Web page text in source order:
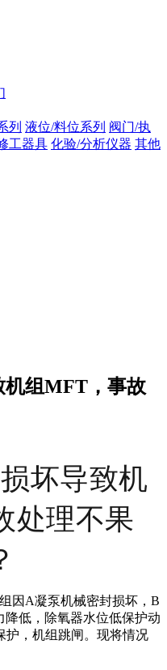
列 液位/料位系列 阀门/执
工器具 化验/分析仪器 其他
机组MFT，事故
坏导致机
处理不果
因A凝泵机械密封损坏，B
低，除氧器水位低保护动
护，机组跳闸。现将情况